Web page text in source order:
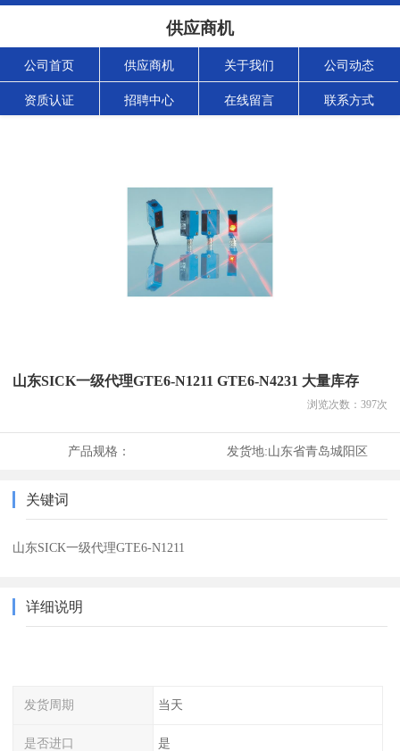
供应商机
公司首页 供应商机 关于我们 公司动态
资质认证 招聘中心 在线留言 联系方式
山东SICK一级代理GTE6-N1211 GTE6-N4231 大量库存
浏览次数： 397次
产品规格： 发货地:山东省青岛城阳区
关键词
山东SICK一级代理GTE6-N1211
详细说明
发货周期 当天
是否进口 是